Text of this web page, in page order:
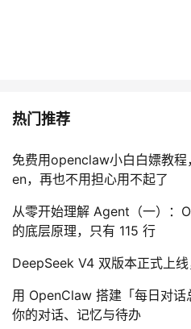
热门推荐
免费用openclaw小白白嫖教
en，再也不用担心用不起了
从零开始理解 Agent（一）
的底层原理，只有 115 行
DeepSeek V4 双版本正式上
用 OpenClaw 搭建「每日对
你的对话、记忆与待办